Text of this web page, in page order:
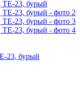
23, бурый